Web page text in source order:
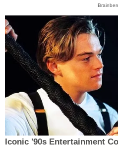
Iconic '90s Entertainment